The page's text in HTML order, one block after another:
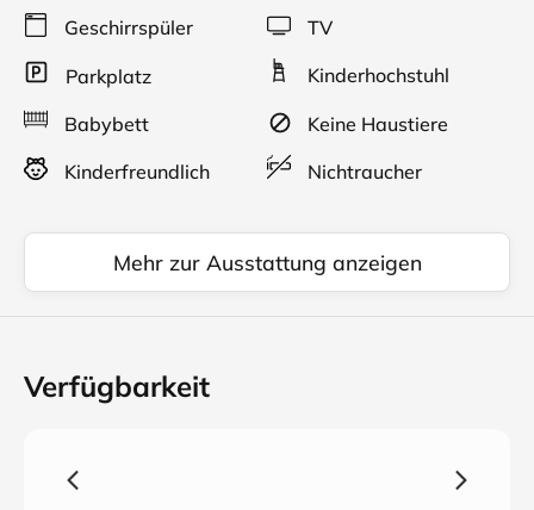
Geschirrspüler
TV
Parkplatz Kinderhochstuhl
Babybett
Keine Haustiere
Kinderfreundlich
Nichtraucher
Mehr zur Ausstattung anzeigen
Verfügbarkeit